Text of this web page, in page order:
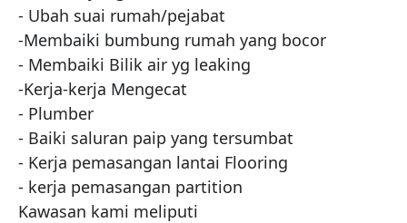
- Ubah suai rumah/pejabat
-Membaiki bumbung rumah yang bocor
- Membaiki Bilik air yg leaking
-Kerja-kerja Mengecat
- Plumber
- Baiki saluran paip yang tersumbat
- Kerja pemasangan lantai Flooring
- kerja pemasangan partition
Kawasan kami meliputi